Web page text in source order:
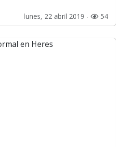
lunes, 22 abril 2019 - 54